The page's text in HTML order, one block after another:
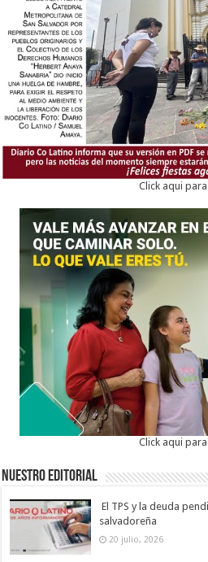
Click aqui
Click aqui
Nuestro Editorial
El TPS y la deuda
salvadoreña
20 julio, 2026